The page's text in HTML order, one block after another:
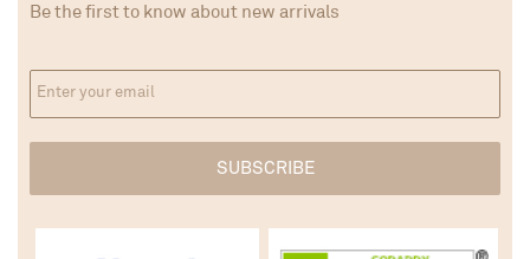
Be the first to know about new arrivals